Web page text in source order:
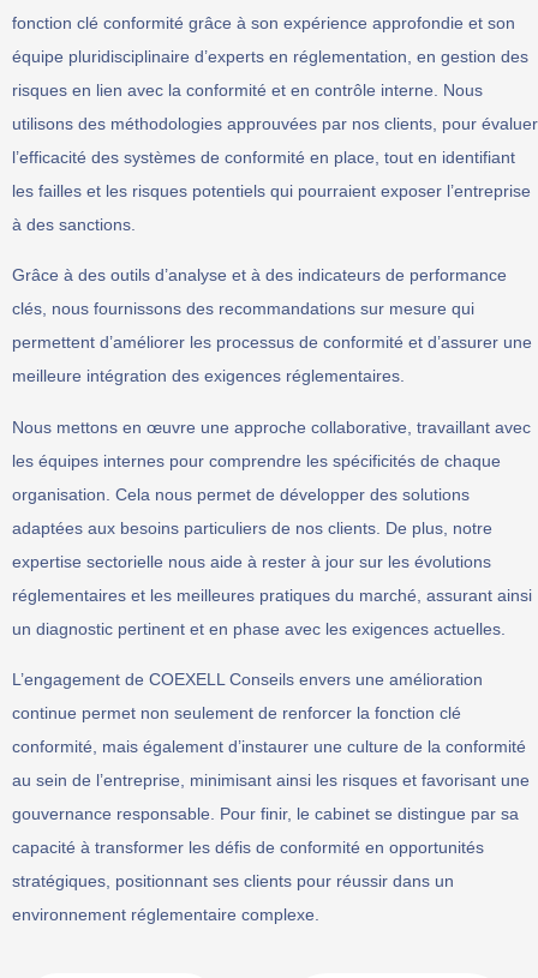
fonction clé conformité grâce à son expérience approfondie et son
équipe pluridisciplinaire d’experts en réglementation, en gestion des
risques en lien avec la conformité et en contrôle interne. Nous
utilisons des méthodologies approuvées par nos clients, pour évaluer
l’efficacité des systèmes de conformité en place, tout en identifiant
les failles et les risques potentiels qui pourraient exposer l’entreprise
à des sanctions.
Grâce à des outils d’analyse et à des indicateurs de performance
clés, nous fournissons des recommandations sur mesure qui
permettent d’améliorer les processus de conformité et d’assurer une
meilleure intégration des exigences réglementaires.
Nous mettons en œuvre une approche collaborative, travaillant avec
les équipes internes pour comprendre les spécificités de chaque
organisation. Cela nous permet de développer des solutions
adaptées aux besoins particuliers de nos clients. De plus, notre
expertise sectorielle nous aide à rester à jour sur les évolutions
réglementaires et les meilleures pratiques du marché, assurant ainsi
un diagnostic pertinent et en phase avec les exigences actuelles.
L’engagement de COEXELL Conseils envers une amélioration
continue permet non seulement de renforcer la fonction clé
conformité, mais également d’instaurer une culture de la conformité
au sein de l’entreprise, minimisant ainsi les risques et favorisant une
gouvernance responsable. Pour finir, le cabinet se distingue par sa
capacité à transformer les défis de conformité en opportunités
stratégiques, positionnant ses clients pour réussir dans un
environnement réglementaire complexe.